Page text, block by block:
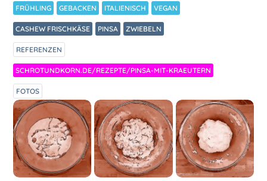
FRÜHLING GEBACKEN ITALIENISCH VEGAN
CASHEW FRISCHKÄSE PINSA ZWIEBELN
REFERENZEN
SCHROTUNDKORN.DE/REZEPTE/PINSA-MIT-KRAEUTERN
FOTOS